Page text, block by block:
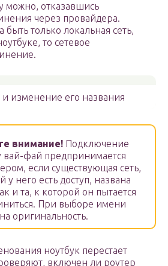
можно, отказавшись
через провайдера.
только локальная сеть,
то сетевое
и изменение его названия
внимание! Подключение
вай-фай предпринимается
если существующая сеть,
у него есть доступ, названа
и та, к которой он пытается
При выборе имени
оригинальность.
ноутбук перестает
включен ли роутер